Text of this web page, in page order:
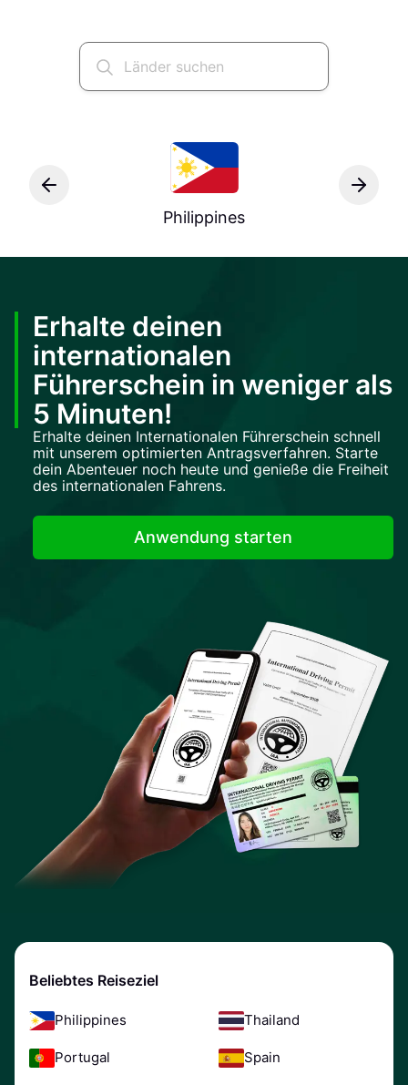
Philippines
Erhalte deinen
internationalen
Führerschein in weniger als
5 Minuten!
Erhalte deinen Internationalen Führerschein schnell
mit unserem optimierten Antragsverfahren. Starte
dein Abenteuer noch heute und genieße die Freiheit
des internationalen Fahrens.
Anwendung starten
Beliebtes Reiseziel
Philippines Thailand
Portugal Spain